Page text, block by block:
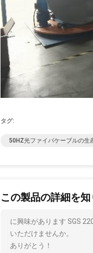
タグ:
50HZ光ファイバケーブルの生
この製品の詳細を
に興味があります SGS
いただけませんか。
ありがとう！